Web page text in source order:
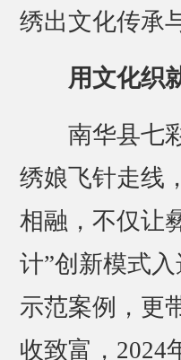
绣出文化传承
用文化织
南华县七彩
绣娘飞针走线
相融，不仅让
计”创新模式
示范案例，更
收致富，2024